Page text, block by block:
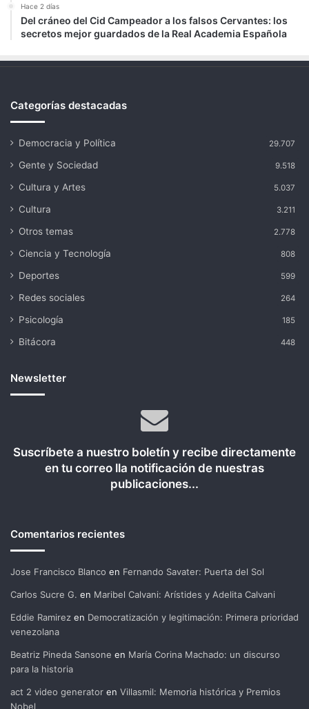
Hace 2 días
Del cráneo del Cid Campeador a los falsos Cervantes: los
secretos mejor guardados de la Real Academia Española
Categorías destacadas
Democracia y Política 29.707
Gente y Sociedad 9.518
Cultura y Artes 5.037
Cultura 3.211
Otros temas 2.778
Ciencia y Tecnología 808
Deportes 599
Redes sociales 264
Psicología 185
Bitácora 448
Newsletter
Suscríbete a nuestro boletín y recibe directamente
en tu correo lla notificación de nuestras
publicaciones...
Comentarios recientes
Jose Francisco Blanco en Fernando Savater: Puerta del Sol
Carlos Sucre G. en Maribel Calvani: Arístides y Adelita Calvani
Eddie Ramirez en Democratización y legitimación: Primera prioridad
venezolana
Beatriz Pineda Sansone en María Corina Machado: un discurso
para la historia
act 2 video generator en Villasmil: Memoria histórica y Premios
Nobel